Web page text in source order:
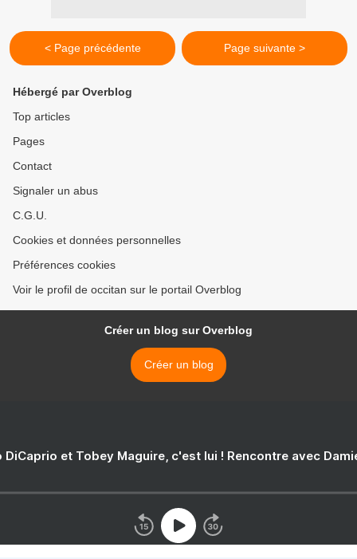
< Page précédente Page suivante >
Hébergé par Overblog
Top articles
Pages
Contact
Signaler un abus
C.G.U.
Cookies et données personnelles
Préférences cookies
Voir le profil de occitan sur le portail Overblog
Créer un blog sur Overblog
Créer un blog
DiCaprio et Tobey Maguire, c'est lui ! Rencontre avec